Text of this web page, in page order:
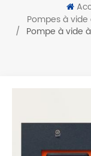
Pompes à
/ Pompe à vide